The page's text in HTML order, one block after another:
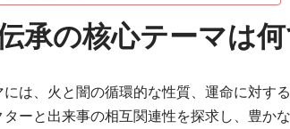
承の核心テーマは何
は、火と闇の循環的な性質、運命に対す
ーと出来事の相互関連性を探求し、豊か